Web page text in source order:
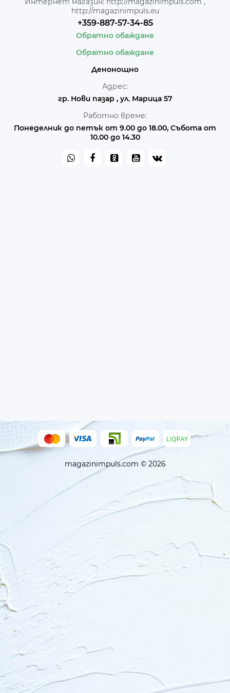
http://magazinimpuls.eu
+359-887-57-34-85
Обратно обаждане
Обратно обаждане
Денонощно
Адрес:
гр. Нови пазар , ул. Марица 57
Работно време:
Понеделник до петък от 9.00 до 18.00, Събота от
10.00 до 14.30
magazinimpuls.com © 2026